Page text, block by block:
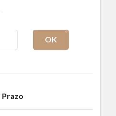
OK
Prazo